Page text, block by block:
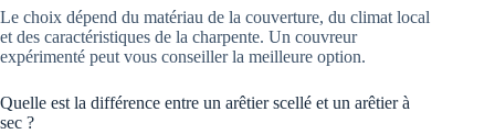
Le choix dépend du matériau de la couverture, du climat local
et des caractéristiques de la charpente. Un couvreur
expérimenté peut vous conseiller la meilleure option.
Quelle est la différence entre un arêtier scellé et un arêtier à
sec ?